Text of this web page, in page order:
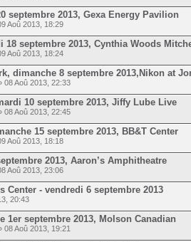
septembre 2013, Gexa Energy Pavilion
Aoû 2013, 18:29
18 septembre 2013, Cynthia Woods
Aoû 2013, 18:24
dimanche 8 septembre 2013,Nikon at
08 Aoû 2013, 22:33
10 septembre 2013, Jiffy Lube Live
08 Aoû 2013, 22:45
15 septembre 2013, BB&T Center
Aoû 2013, 18:18
2013, Aaron’s Amphitheatre
Aoû 2013, 23:06
Center - vendredi 6 septembre 2013
20:43
1er septembre 2013, Molson Canadian
08 Aoû 2013, 19:21